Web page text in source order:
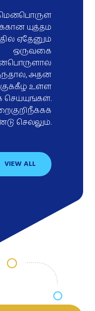
யுத்தம்
ஏதேனும்
ஒருவகை
அதன்
உள்ள
செல்லும்.
VIEW ALL